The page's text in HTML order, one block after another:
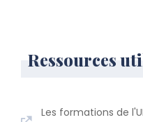
Ressources
Les formations de